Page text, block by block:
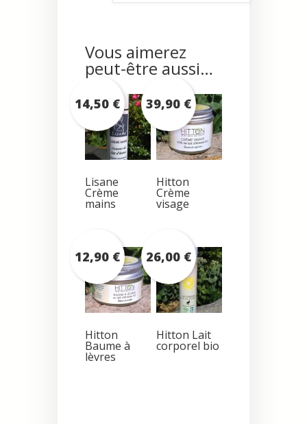
Vous aimerez
peut-être aussi…
Lisane
Crème
mains
14,50 €
Hitton
Crème
visage
39,90 €
Hitton
Baume à
lèvres
12,90 €
Hitton Lait
corporel bio
26,00 €